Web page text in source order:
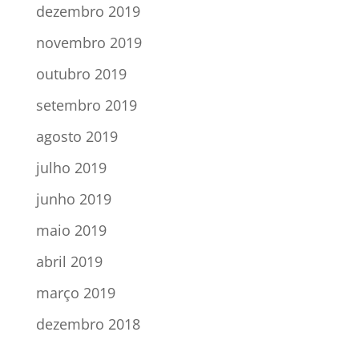
dezembro 2019
novembro 2019
outubro 2019
setembro 2019
agosto 2019
julho 2019
junho 2019
maio 2019
abril 2019
março 2019
dezembro 2018